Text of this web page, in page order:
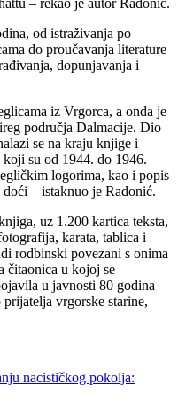
– rekao je autor Radonić.
od istraživanja po
do proučavanja literature
dopunjavanja i
iz Vrgorca, a onda je
područja Dalmacije. Dio
se na kraju knjige i
koji su od 1944. do 1946.
logorima, kao i popis
– istaknuo je Radonić.
uz 1.200 kartica teksta,
karata, tablica i
rodbinski povezani s onima
čitaonica u kojoj se
u javnosti 80 godina
vrgorske starine,
nacističkog pokolja: